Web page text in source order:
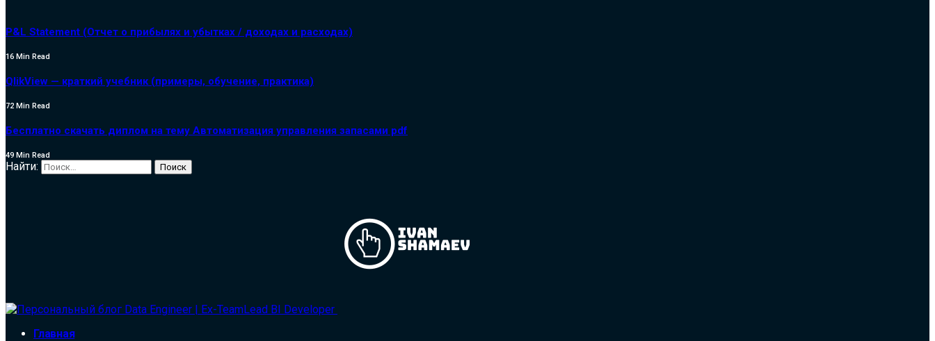
P&L Statement (Отчет о прибылях и убытках / доходах и расходах)
16 Min Read
QlikView — краткий учебник (примеры, обучение, практика)
72 Min Read
Бесплатно скачать диплом на тему Автоматизация управления запасами pdf
49 Min Read
Найти:
Главная